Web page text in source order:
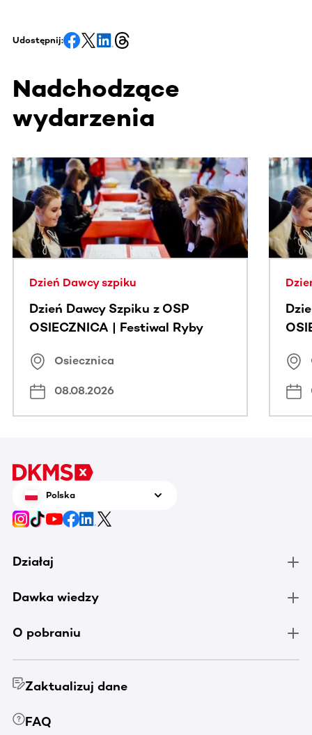
Udostępnij:
Nadchodzące
wydarzenia
Ta sekcja zawiera treści przewijane w poziomie. Użyj
Dzień Dawcy szpiku
Dzień Dawcy Szpiku z OSP
OSIECZNICA | Festiwal Ryby
Osiecznica
08.08.2026
Polska
Działaj
Dawka wiedzy
O pobraniu
Zaktualizuj dane
FAQ